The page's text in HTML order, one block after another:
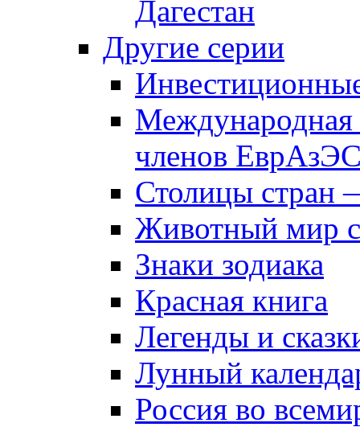
Дагестан
Другие серии
Международная
членов
Столицы стран
Животный мир
Знаки зодиака
Красная книга
Легенды и
Лунный
Россия во